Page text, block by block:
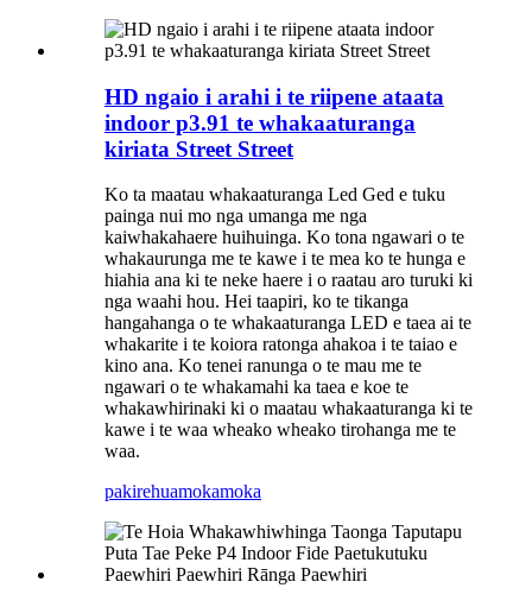
HD ngaio i arahi i te riipene ataata
indoor p3.91 te whakaaturanga
kiriata Street Street
Ko ta maatau whakaaturanga Led Ged e tuku
painga nui mo nga umanga me nga
kaiwhakahaere huihuinga. Ko tona ngawari o te
whakaurunga me te kawe i te mea ko te hunga e
hiahia ana ki te neke haere i o raatau aro turuki ki
nga waahi hou. Hei taapiri, ko te tikanga
hangahanga o te whakaaturanga LED e taea ai te
whakarite i te koiora ratonga ahakoa i te taiao e
kino ana. Ko tenei ranunga o te mau me te
ngawari o te whakamahi ka taea e koe te
whakawhirinaki ki o maatau whakaaturanga ki te
kawe i te waa wheako wheako tirohanga me te
waa.
pakirehuamokamoka